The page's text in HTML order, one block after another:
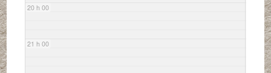
20 h 00
21 h 00